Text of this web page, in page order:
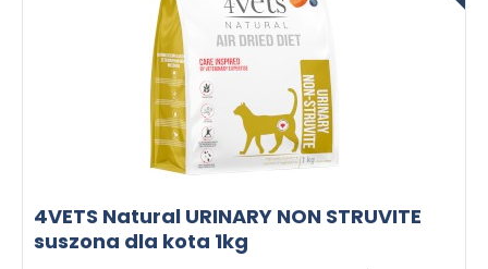
4VETS Natural URINARY NON STRUVITE
suszona dla kota 1kg